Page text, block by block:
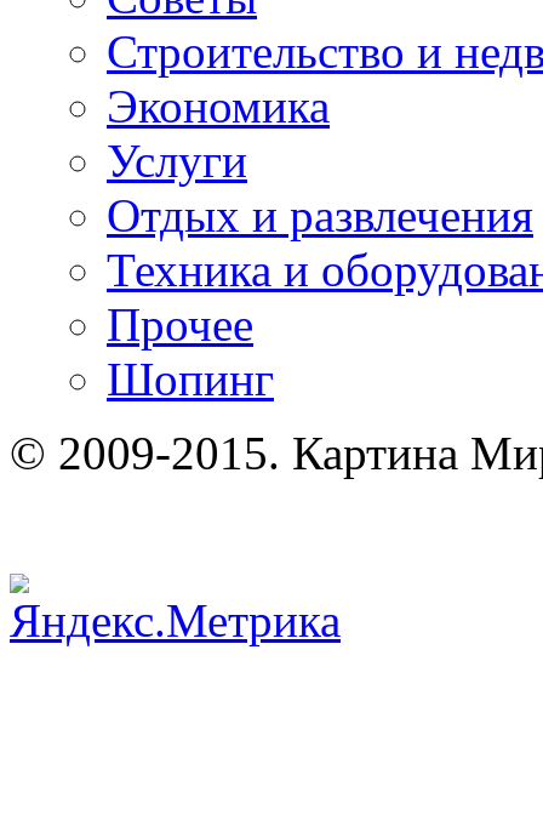
Строительство и
Экономика
Услуги
Отдых и развлечения
Техника и
Прочее
Шопинг
© 2009-2015. Картина